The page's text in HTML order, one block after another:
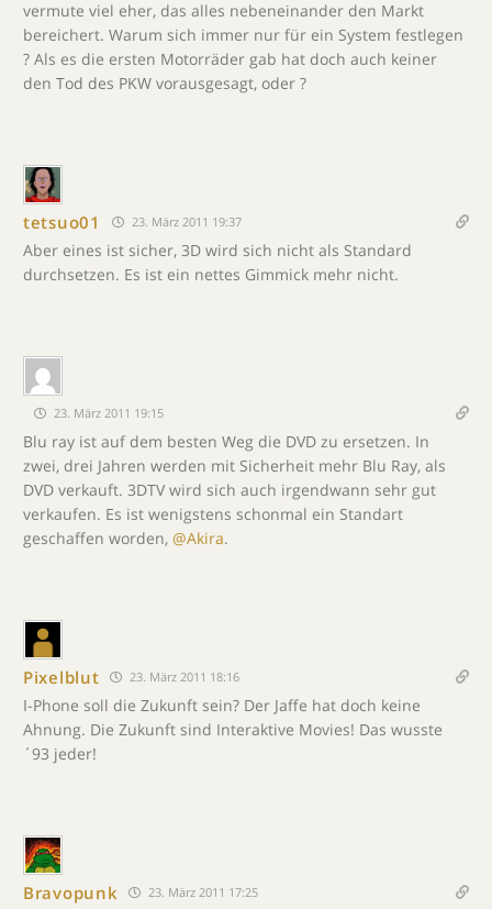
vermute viel eher, das alles nebeneinander den Markt
bereichert. Warum sich immer nur für ein System festlegen
? Als es die ersten Motorräder gab hat doch auch keiner
den Tod des PKW vorausgesagt, oder ?
tetsuo01 23. März 2011 19:37
Aber eines ist sicher, 3D wird sich nicht als Standard
durchsetzen. Es ist ein nettes Gimmick mehr nicht.
23. März 2011 19:15
Blu ray ist auf dem besten Weg die DVD zu ersetzen. In
zwei, drei Jahren werden mit Sicherheit mehr Blu Ray, als
DVD verkauft. 3DTV wird sich auch irgendwann sehr gut
verkaufen. Es ist wenigstens schonmal ein Standart
geschaffen worden, @Akira.
Pixelblut 23. März 2011 18:16
I-Phone soll die Zukunft sein? Der Jaffe hat doch keine
Ahnung. Die Zukunft sind Interaktive Movies! Das wusste
´93 jeder!
Bravopunk 23. März 2011 17:25